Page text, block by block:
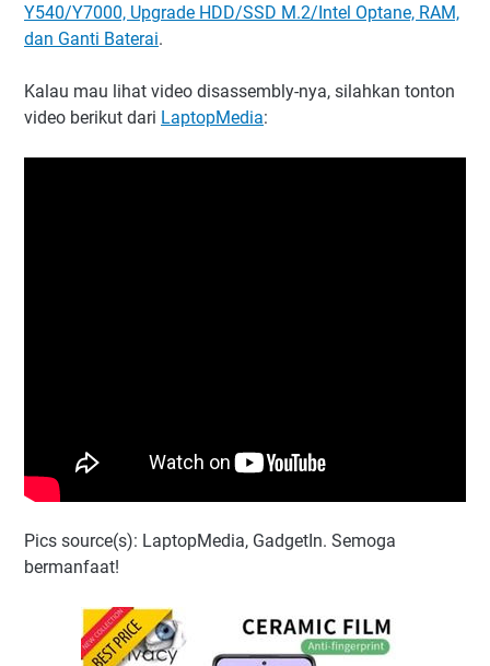
Y540/Y7000, Upgrade HDD/SSD M.2/Intel Optane, RAM,
dan Ganti Baterai.
Kalau mau lihat video disassembly-nya, silahkan tonton
video berikut dari LaptopMedia:
Pics source(s): LaptopMedia, GadgetIn. Semoga
bermanfaat!